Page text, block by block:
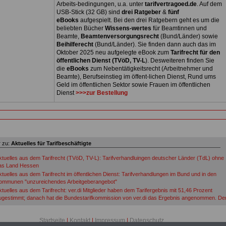
Arbeits-bedingungen, u.a. unter tarifvertragoed.de. Auf dem
USB-Stick (32 GB) sind drei Ratgeber& fünf
eBooks aufgespielt. Bei den drei Ratgebern geht es um die
beliebten Bücher Wissens-wertes für Beamtinnen und
Beamte, Beamtenversorgungsrecht(Bund/Länder) sowie
Beihilferecht(Bund/Länder). Sie finden dann auch das im
Oktober 2025 neu aufgelegte eBook zum Tarifrecht für den
öffentlichen Dienst (TVöD, TV-L). Desweiteren finden Sie
die eBooks zum Nebentätigkeitsrecht (Arbeitnehmer und
Beamte), Berufseinstieg im öffent-lichen Dienst, Rund ums
Geld im öffentlichen Sektor sowie Frauen im öffentlichen
Dienst>>>zur Bestellung
zu: Aktuelles für Tarifbeschäftigte
aus dem Tarifrecht (TVöD, TV-L): Tarifverhandluingen deutscher Länder (TdL) ohne
Land Hessen
aus dem Tarifrecht im öffentlichen Dienst: Tarifverhandlungen im Bund und in den
"unzureichendes Arbeitgeberangebot"
aus dem Tarifrecht: ver.di Mitglieder haben dem Tarifergebnis mit 51,46 Prozent
danach hat die Bundestarifkommission von ver.di das Ergebnis angenommen.
kommende Tarif- und Besoldungsrunde (ohne das Land Hessen)
Startseite | Kontakt | Impressum | Datenschutz